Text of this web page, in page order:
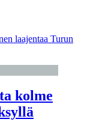
laajentaa Turun
kolme